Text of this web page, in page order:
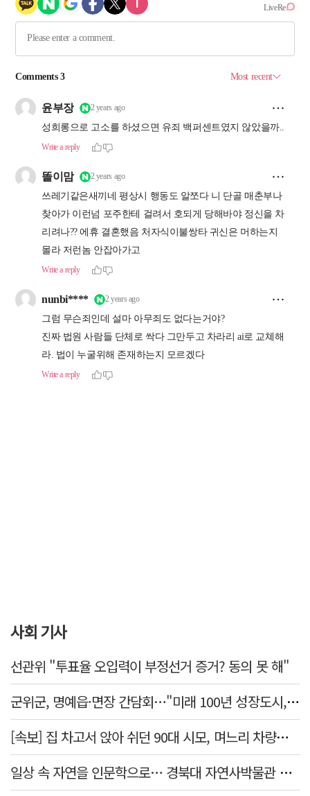
사회 기사
선관위 "투표율 오입력이 부정선거 증거? 동의 못 해"
군위군, 명예읍·면장 간담회…"미래 100년 성장도시, 품격있는 행복도시" 교감
[속보] 집 차고서 앉아 쉬던 90대 시모, 며느리 차량에 치여 사망
일상 속 자연을 인문학으로… 경북대 자연사박물관 특강 개최